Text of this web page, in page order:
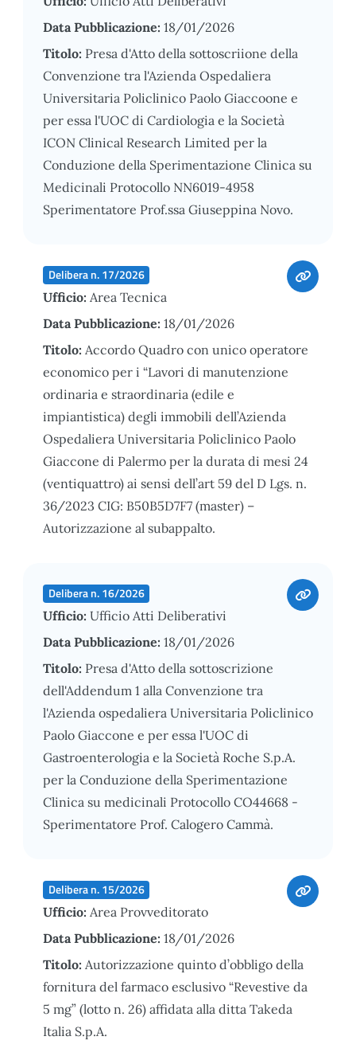
Data Pubblicazione: 18/01/2026
Titolo: Presa d'Atto della sottoscriione della
Convenzione tra l'Azienda Ospedaliera
Universitaria Policlinico Paolo Giaccoone e
per essa l'UOC di Cardiologia e la Società
ICON Clinical Research Limited per la
Conduzione della Sperimentazione Clinica su
Medicinali Protocollo NN6019-4958
Sperimentatore Prof.ssa Giuseppina Novo.
Delibera n. 17/2026
Ufficio: Area Tecnica
Data Pubblicazione: 18/01/2026
Titolo: Accordo Quadro con unico operatore
economico per i “Lavori di manutenzione
ordinaria e straordinaria (edile e
impiantistica) degli immobili dell’Azienda
Ospedaliera Universitaria Policlinico Paolo
Giaccone di Palermo per la durata di mesi 24
(ventiquattro) ai sensi dell’art 59 del D Lgs. n.
36/2023 CIG: B50B5D7F7 (master) –
Autorizzazione al subappalto.
Delibera n. 16/2026
Ufficio: Ufficio Atti Deliberativi
Data Pubblicazione: 18/01/2026
Titolo: Presa d'Atto della sottoscrizione
dell'Addendum 1 alla Convenzione tra
l'Azienda ospedaliera Universitaria Policlinico
Paolo Giaccone e per essa l'UOC di
Gastroenterologia e la Società Roche S.p.A.
per la Conduzione della Sperimentazione
Clinica su medicinali Protocollo CO44668 -
Sperimentatore Prof. Calogero Cammà.
Delibera n. 15/2026
Ufficio: Area Provveditorato
Data Pubblicazione: 18/01/2026
Titolo: Autorizzazione quinto d’obbligo della
fornitura del farmaco esclusivo “Revestive da
5 mg” (lotto n. 26) affidata alla ditta Takeda
Italia S.p.A.